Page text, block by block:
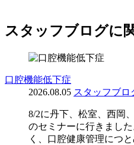
スタッフブログに
口腔機能低下症
2026.08.05 スタッフブロ
8/2に丹下、松室、西岡
のセミナーに行きまし
く、口腔健康管理につ